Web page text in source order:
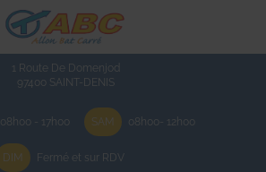
1 Route De Domenjod
97400 SAINT-DENIS
08h00 - 17h00 SAM 08h00- 12h00
DIM Fermé et sur RDV